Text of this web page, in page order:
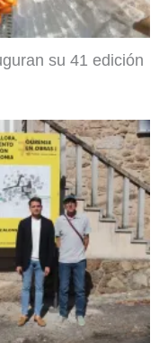
su 41 edición